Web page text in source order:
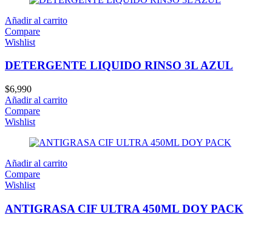
Añadir al carrito
Compare
Wishlist
DETERGENTE LIQUIDO RINSO 3L AZUL
$6,990
Añadir al carrito
Compare
Wishlist
Añadir al carrito
Compare
Wishlist
ANTIGRASA CIF ULTRA 450ML DOY PACK